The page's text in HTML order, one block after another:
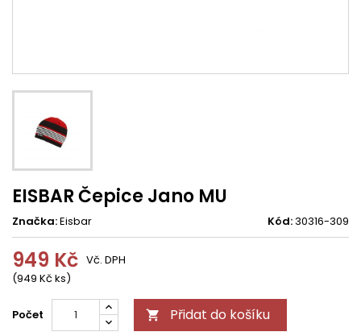
EISBAR Čepice Jano MU
Značka:Eisbar Kód:30316-309
949 Kč
(949 Kč ks)
Vč. DPH
Počet  Přidat do košíku